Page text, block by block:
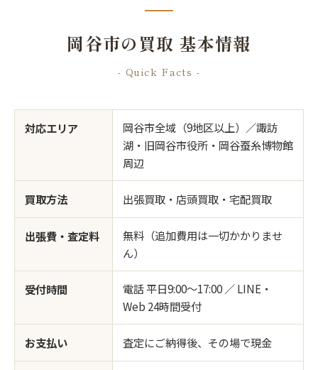
岡谷市の買取 基本情報
- Quick Facts -
対応エリア
岡谷市全域（9地区以上）／諏訪
湖・旧岡谷市役所・岡谷蚕糸博物館
周辺
買取方法 出張買取・店頭買取・宅配買取
出張費・査定料
無料（追加費用は一切かかりませ
ん）
受付時間
電話 平日9:00〜17:00 ／ LINE・
Web 24時間受付
お支払い 査定にご納得後、その場で現金